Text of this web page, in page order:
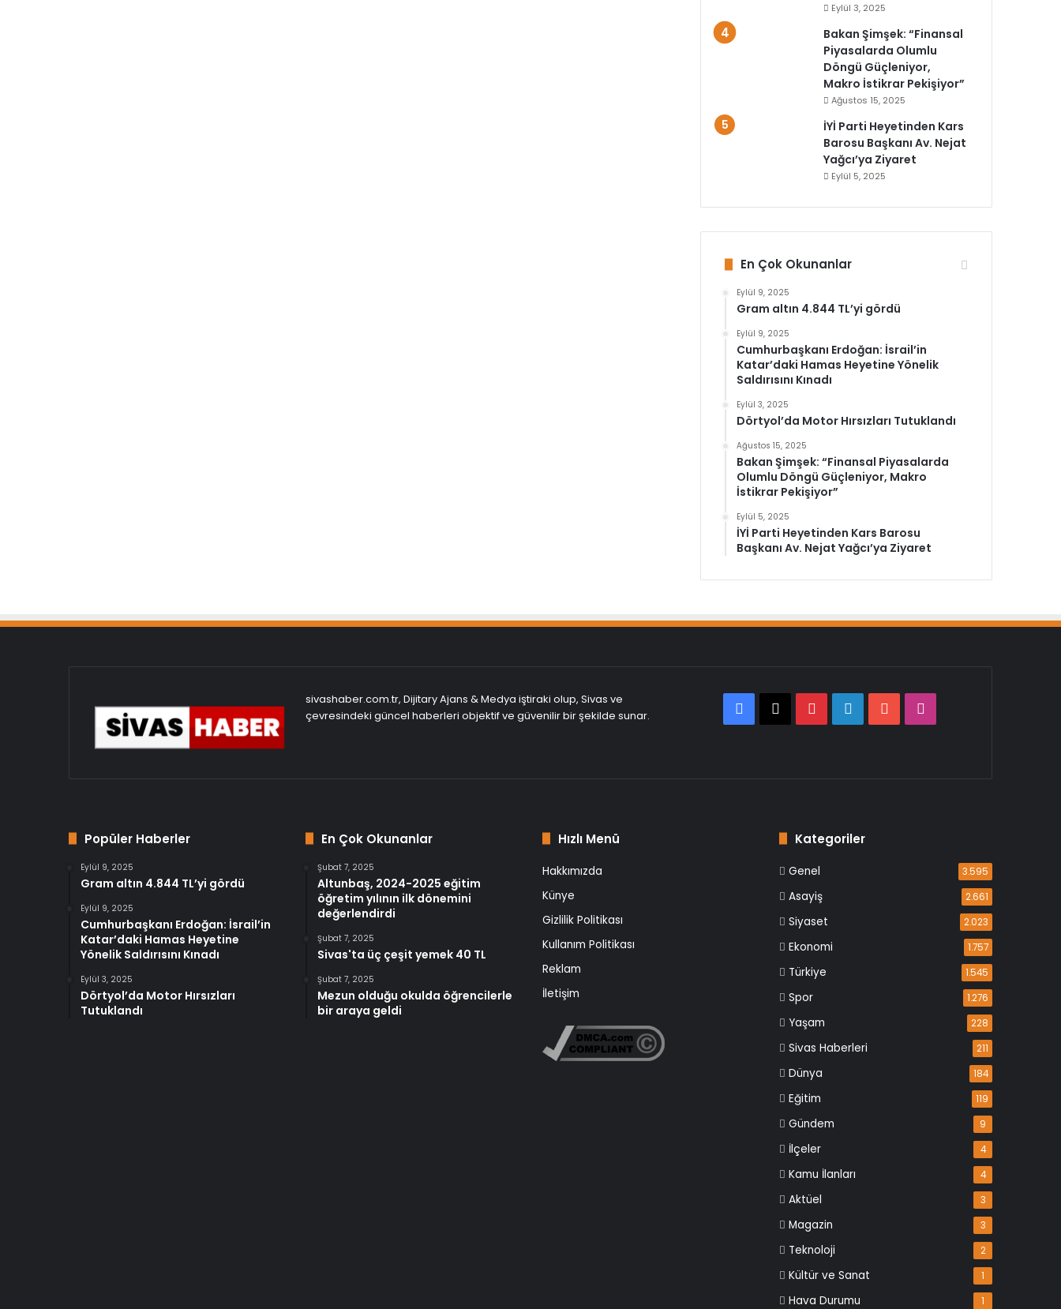
Eylül 3, 2025
Bakan Şimşek: “Finansal
Piyasalarda Olumlu
Döngü Güçleniyor,
Makro İstikrar Pekişiyor”
Ağustos 15, 2025
İYİ Parti Heyetinden Kars
Barosu Başkanı Av. Nejat
Yağcı’ya Ziyaret
Eylül 5, 2025
En Çok Okunanlar
Eylül 9, 2025
Gram altın 4.844 TL’yi gördü
Eylül 9, 2025
Cumhurbaşkanı Erdoğan: İsrail’in
Katar’daki Hamas Heyetine Yönelik
Saldırısını Kınadı
Eylül 3, 2025
Dörtyol’da Motor Hırsızları Tutuklandı
Ağustos 15, 2025
Bakan Şimşek: “Finansal Piyasalarda
Olumlu Döngü Güçleniyor, Makro
İstikrar Pekişiyor”
Eylül 5, 2025
İYİ Parti Heyetinden Kars Barosu
Başkanı Av. Nejat Yağcı’ya Ziyaret
sivashaber.com.tr, Dijitary Ajans & Medya iştiraki olup, Sivas ve
çevresindeki güncel haberleri objektif ve güvenilir bir şekilde sunar.
Facebook
X PinterestLinkedInYouTube
Popüler Haberler
Eylül 9, 2025
Gram altın 4.844 TL’yi gördü
Eylül 9, 2025
Cumhurbaşkanı Erdoğan: İsrail’in
Katar’daki Hamas Heyetine
Yönelik Saldırısını Kınadı
Eylül 3, 2025
Dörtyol’da Motor Hırsızları
Tutuklandı
En Çok Okunanlar
Şubat 7, 2025
Altunbaş, 2024-2025 eğitim
öğretim yılının ilk dönemini
değerlendirdi
Şubat 7, 2025
Sivas'ta üç çeşit yemek 40 TL
Şubat 7, 2025
Mezun olduğu okulda öğrencilerle
bir araya geldi
Hızlı Menü
Hakkımızda
Künye
Gizlilik Politikası
Kullanım Politikası
Reklam
İletişim
Kategoriler
Genel 3.595
Asayiş 2.661
Siyaset 2.023
Ekonomi 1.757
Türkiye 1.545
Spor 1.276
Yaşam 228
Sivas Haberleri 211
Dünya 184
Eğitim 119
Gündem 9
İlçeler 4
Kamu İlanları 4
Aktüel 3
Magazin 3
Teknoloji 2
Kültür ve Sanat 1
Hava Durumu 1